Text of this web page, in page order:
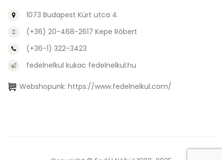
1073 Budapest Kürt utca 4.
(+36) 20-468-2617 Kepe Róbert
(+36-1) 322-3423
fedelnelkul kukac fedelnelkul.hu
Webshopunk: https://www.fedelnelkul.com/